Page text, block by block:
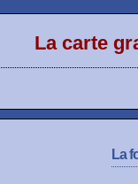
La carte
La